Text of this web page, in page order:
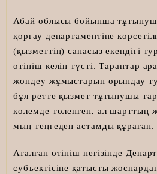
Абай облысы бойынша
қорғау департаментіне
(қызметтің) сапасыз екендігі
өтініш келіп түсті. Тараптар
жөндеу жұмыстарын орындау
бұл ретте қызмет тұтынушы
көлемде төленген, ал шарттың
мың теңгеден астамды құраған.
Аталған өтініш негізінде
субъектісіне қатысты